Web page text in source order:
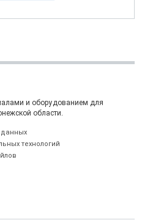
и оборудованием для
области.
данных
технологий